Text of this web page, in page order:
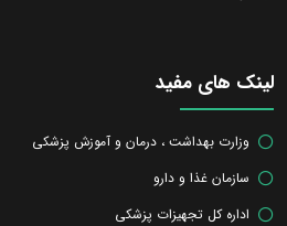
لینک های مفید
وزارت بهداشت ، درمان و آموزش پزشکی
سازمان غذا و دارو
اداره کل تجهیزات پزشکی